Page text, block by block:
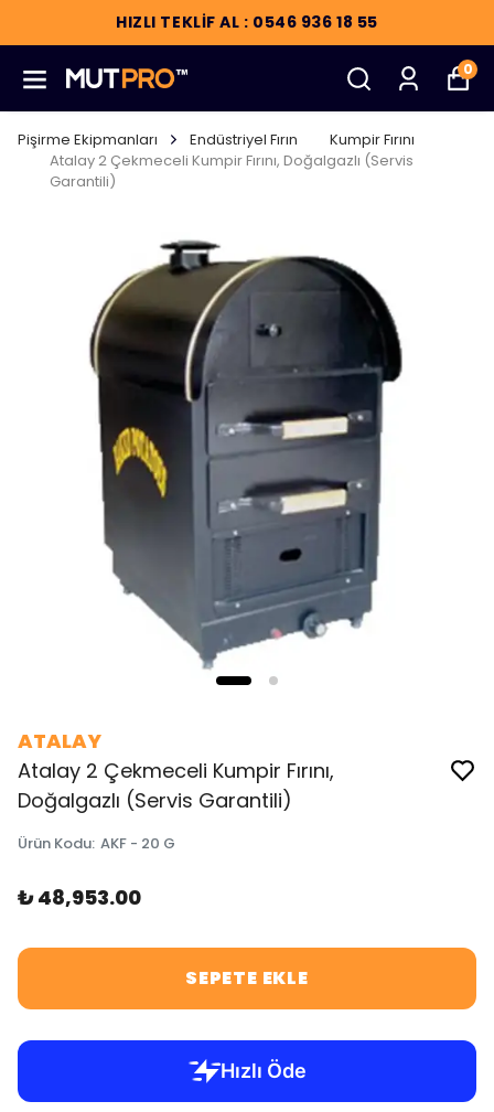
HIZLI TEKLİF AL : 0546 936 18 55
0
Pişirme Ekipmanları Endüstriyel Fırın
Kumpir Fırını
Atalay 2 Çekmeceli Kumpir Fırını, Doğalgazlı (Servis
Garantili)
ATALAY
Atalay 2 Çekmeceli Kumpir Fırını,
Doğalgazlı (Servis Garantili)
Ürün Kodu: AKF - 20 G
₺ 48,953.00
SEPETE EKLE